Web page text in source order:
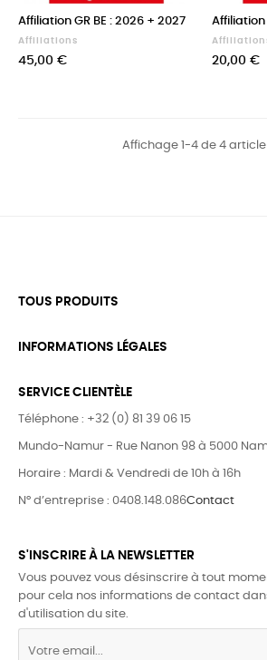
Affiliation GR BE : 2026 + 2027
Affiliations
Prix
45,00 €
Affiliation
Prix
20,00 €
Affichage 1-4 de 4
TOUS PRODUITS
INFORMATIONS LÉGALES
SERVICE CLIENTÈLE
Téléphone : +32 (0) 81 39 06 15
Mundo-Namur - Rue Nanon 98 à 5000
Horaire : Mardi & Vendredi de 10h à 16h
N° d’entreprise : 0408.148.086Contact
S'INSCRIRE À LA NEWSLETTER
Vous pouvez vous désinscrire à tout
pour cela nos informations de contact
d'utilisation du site.